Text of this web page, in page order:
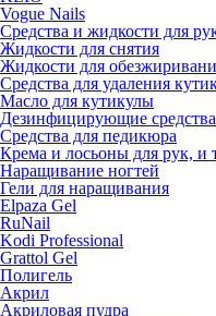
Vogue Nails
Средства и жидкости для
Жидкости для снятия
Жидкости для
Средства для удаления
Масло для кутикулы
Дезинфицирующие
Средства для педикюра
Крема и лосьоны для рук, и
Наращивание ногтей
Гели для наращивания
Elpaza Gel
RuNail
Kodi Professional
Grattol Gel
Полигель
Акрил
Акриловая пудра